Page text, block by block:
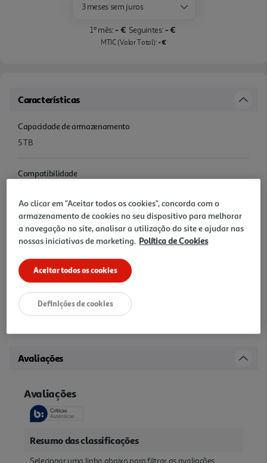
3 meses sem juros
1º mês:- € Seguintes:- €
MTIC (Valor Total):- €
Características
Capacidade de armazenamento
5 TB
Compatibilidade
Interfaces
USB 2.0 e USB 3.0
Outras características
Garantia
Avaliações
Ao clicar em "Aceitar todos os cookies", concorda com o
armazenamento de cookies no seu dispositivo para melhorar
a navegação no site, analisar a utilização do site e ajudar nas
nossas iniciativas de marketing. Política de Cookies
Aceitar todos os cookies
Definições de cookies